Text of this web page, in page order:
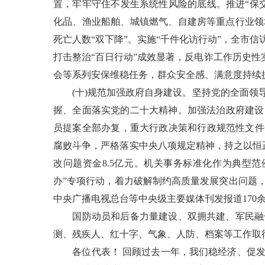
置，牢牢守住不发生系统性风险的底线。推进“
化品、渔业船舶、城镇燃气、自建房等重点行业
死亡人数“双下降”。实施“千件化访行动”，全市
打击整治“百日行动”成效显著，反电诈工作历史
会等系列安保维稳任务，群众安全感、满意度持续
(十)规范加强政府自身建设。坚持党的全面领
握、全面落实党的二十大精神。加强法治政府建
员提案全部办复，重大行政决策和行政规范性文
腐败斗争，严格落实中央八项规定精神，持之以
改问题资金8.5亿元。机关事务标准化作为典型
办”专项行动，着力破解制约高质量发展突出问题
中央广播电视总台等中央级主要媒体刊发报道170
国防动员和后备力量建设、双拥共建、军民融
测、残疾人、红十字、气象、人防、档案等工作取
各位代表！ 回顾过去一年，我们稳经济、促发